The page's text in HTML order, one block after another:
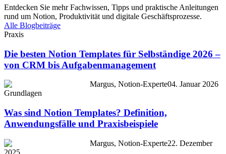
Entdecken Sie mehr Fachwissen, Tipps und praktische Anleitungen
rund um Notion, Produktivität und digitale Geschäftsprozesse.
Alle Blogbeiträge
Praxis
Die besten Notion Templates für Selbständige 2026 –
von CRM bis Aufgabenmanagement
Margus, Notion-Experte04. Januar 2026
Grundlagen
Was sind Notion Templates? Definition,
Anwendungsfälle und Praxisbeispiele
Margus, Notion-Experte22. Dezember
2025